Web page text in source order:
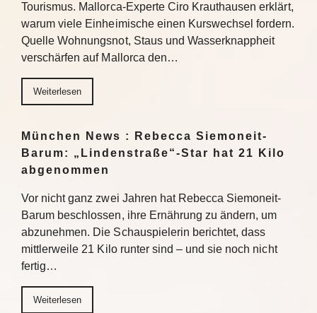
Tourismus. Mallorca-Experte Ciro Krauthausen erklärt,
warum viele Einheimische einen Kurswechsel fordern.
Quelle Wohnungsnot, Staus und Wasserknappheit
verschärfen auf Mallorca den…
Weiterlesen
München News : Rebecca Siemoneit-
Barum: „Lindenstraße“-Star hat 21 Kilo
abgenommen
Vor nicht ganz zwei Jahren hat Rebecca Siemoneit-
Barum beschlossen, ihre Ernährung zu ändern, um
abzunehmen. Die Schauspielerin berichtet, dass
mittlerweile 21 Kilo runter sind – und sie noch nicht
fertig…
Weiterlesen